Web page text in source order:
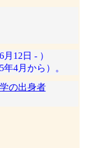
12日 - ）
4月から）。
の出身者